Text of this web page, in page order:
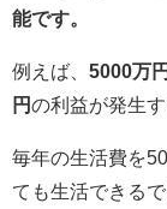
能です。
例えば、 5000万円
円の利益が発生
毎年の生活費を
ても生活できるで